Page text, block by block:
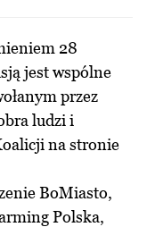
28
jest wspólne
przez
ludzi i
na stronie
BoMiasto,
Polska,